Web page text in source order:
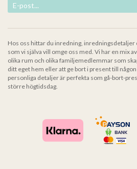
Hos oss hittar du inredning,
som vi själva vill omge oss med. Vi har en mix
olika rum och olika familjemedlemmar som
ditt eget hem eller att ge bort i present till
personliga detaljer är perfekta som gå-bort-
större högtidsdag.